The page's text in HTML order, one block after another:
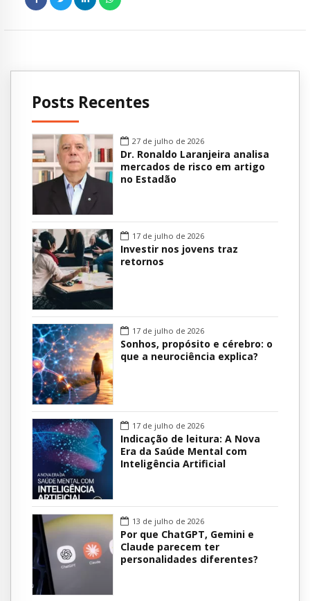
Posts Recentes
27 de julho de 2026
Dr. Ronaldo Laranjeira analisa
mercados de risco em artigo
no Estadão
17 de julho de 2026
Investir nos jovens traz
retornos
17 de julho de 2026
Sonhos, propósito e cérebro: o
que a neurociência explica?
17 de julho de 2026
Indicação de leitura: A Nova
Era da Saúde Mental com
Inteligência Artificial
13 de julho de 2026
Por que ChatGPT, Gemini e
Claude parecem ter
personalidades diferentes?